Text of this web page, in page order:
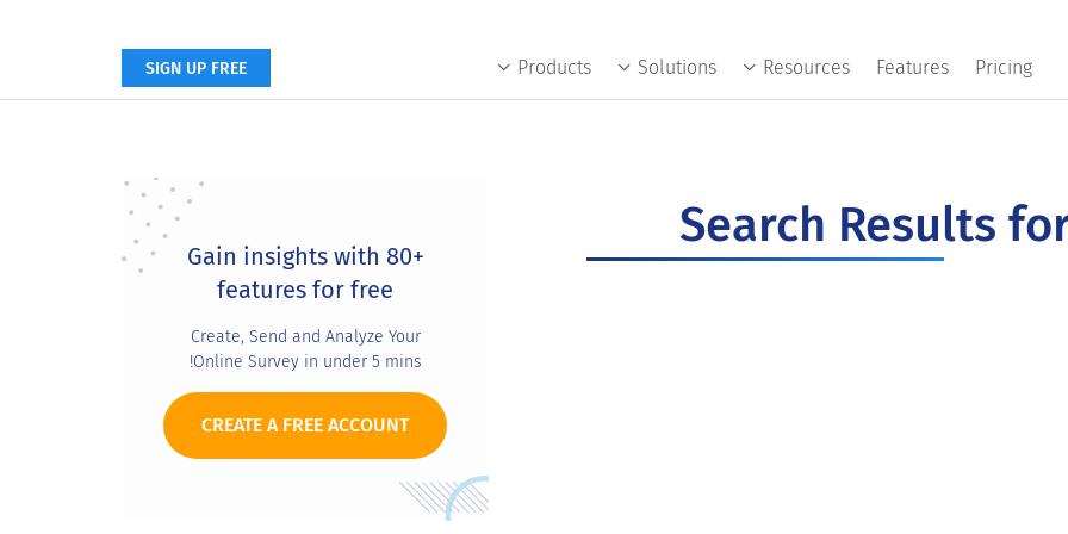
Products Solutions Resources Features Pricing
SIGN UP FREE
Search Results
Sidebar
Gain insights with 80+
features for free
Create, Send and Analyze Your
Online Survey in under 5 mins!
CREATE A FREE ACCOUNT